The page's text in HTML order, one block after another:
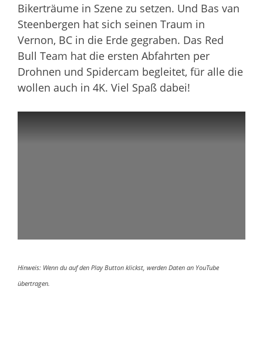
Bikerträume in Szene zu setzen. Und Bas van
Steenbergen hat sich seinen Traum in
Vernon, BC in die Erde gegraben. Das Red
Bull Team hat die ersten Abfahrten per
Drohnen und Spidercam begleitet, für alle die
wollen auch in 4K. Viel Spaß dabei!
Hinweis: Wenn du auf den Play Button klickst, werden Daten an YouTube
übertragen.